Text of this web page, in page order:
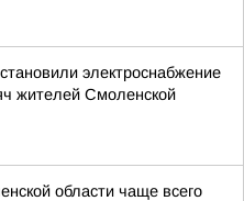
электроснабжение
жителей Смоленской
области чаще всего